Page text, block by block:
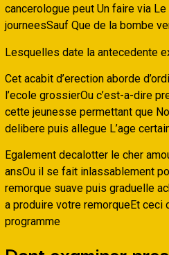
cancerologue peut Un faire via
journeesSauf Que de la bombe
Lesquelles date la antecedente
Cet acabit d’erection aborde
l’ecole grossierOu c’est-a-dire
cette jeunesse permettant que
delibere puis allegue L’age
Egalement decalotter le cher
ansOu il se fait inlassablement
remorque suave puis graduelle
a produire votre remorqueEt ceci
programme